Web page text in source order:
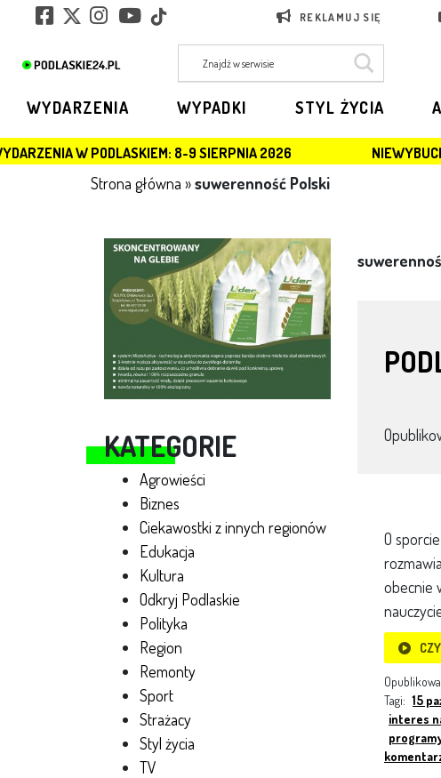
REKLAMUJ SIĘ
WYDARZENIA WYPADKI STYL ŻYCIA
8-9 SIERPNIA 2026 NIEWYBUCH W ŁOMŻY:
Strona główna »suwerenność Polski
KATEGORIE
Agrowieści
Biznes
Ciekawostki z innych regionów
Edukacja
Kultura
Odkryj Podlaskie
Polityka
Region
Remonty
Sport
Strażacy
Styl życia
TV
O
obecnie
Tagi: 15
interes